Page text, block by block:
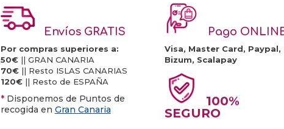
Envíos GRATIS
Por compras superiores a:
50€|| GRAN CANARIA
70€|| Resto ISLAS CANARIAS
120€|| Resto de ESPAÑA
* Disponemos de Puntos de
recogida en Gran Canaria
Pago
Visa, Master Card, Paypal,
Bizum, Scalapay
100%
SEGURO